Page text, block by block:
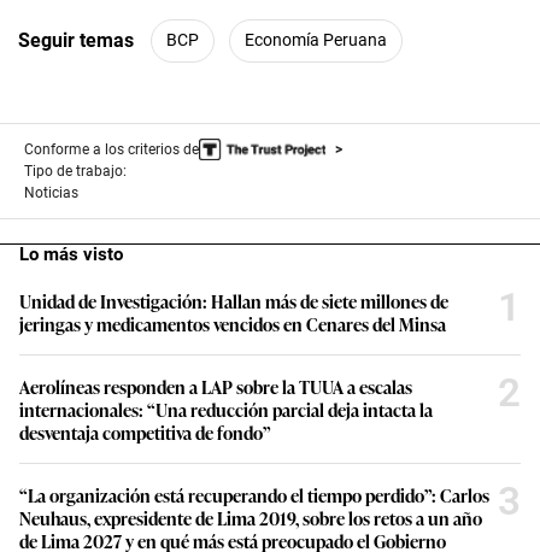
Seguir temas BCP Economía Peruana
Conforme a los criterios de
Tipo de trabajo:
Noticias
Lo más visto
Unidad de Investigación: Hallan más de siete millones de
jeringas y medicamentos vencidos en Cenares del Minsa
1
Aerolíneas responden a LAP sobre la TUUA a escalas
internacionales: “Una reducción parcial deja intacta la
desventaja competitiva de fondo”
2
“La organización está recuperando el tiempo perdido”: Carlos
Neuhaus, expresidente de Lima 2019, sobre los retos a un año
de Lima 2027 y en qué más está preocupado el Gobierno
3